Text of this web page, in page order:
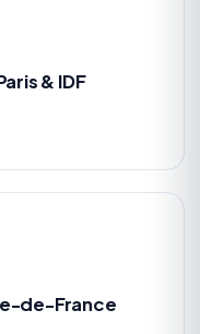
& IDF
de-France